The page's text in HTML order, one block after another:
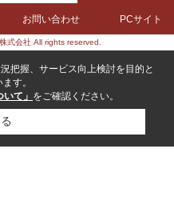
お問い合わせ PCサイト
式会社 All rights reserved.
把握、サービス向上検討を目的と
す。
て」 をご確認ください。